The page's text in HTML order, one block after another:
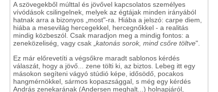
A szövegekből múlttal és jövővel kapcsolatos személyes
vívódások csilingelnek, melyek az égtájak minden irányából
hatnak arra a bizonyos „most"-ra. Hiába a jelszó: carpe diem,
hiába a mesevilág hercegekkel, hercegnőkkel - a realitás
mindig közbeszól. Csak maradjon meg a mindig fontos: a
zeneközeliség, vagy csak „ katonás sorok, mind csőre töltve".
Ez már előrevetíti a végsőkre maradt sablonos kérdés
válaszát, hogy a jövő... zene tölti ki, az biztos. Lebeg itt egy
másokon segíteni vágyó stúdió képe, idősödő, pocakos
hangmérnökkel, sármos kopaszsággal, s még egy kérdés
András zenekarának (Andersen meghalt...) holnapjáról,